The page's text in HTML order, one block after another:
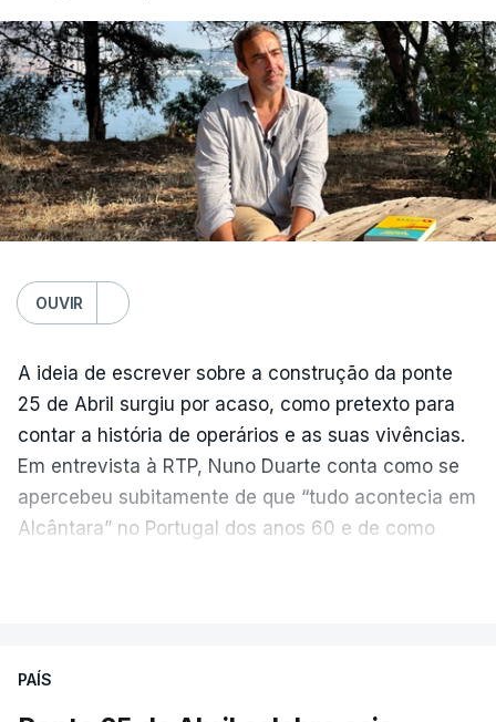
OUVIR
A ideia de escrever sobre a construção da ponte
25 de Abril surgiu por acaso, como pretexto para
contar a história de operários e as suas vivências.
Em entrevista à RTP, Nuno Duarte conta como se
apercebeu subitamente de que “tudo acontecia em
Alcântara” no Portugal dos anos 60 e de como
forma inesperada, através da literatura.
PAÍS